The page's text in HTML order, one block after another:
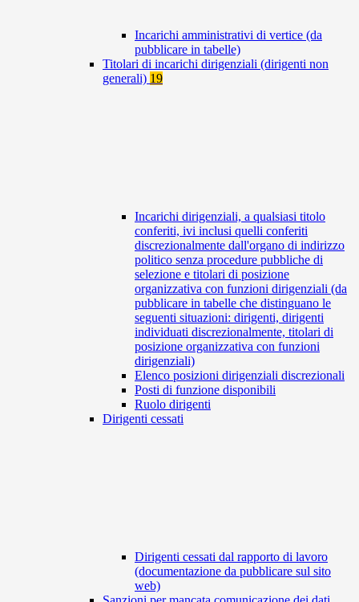
Incarichi amministrativi di vertice (da
pubblicare in tabelle)
Titolari di incarichi dirigenziali (dirigenti non
generali) 19
Incarichi dirigenziali, a qualsiasi titolo
conferiti, ivi inclusi quelli conferiti
discrezionalmente dall'organo di indirizzo
politico senza procedure pubbliche di
selezione e titolari di posizione
organizzativa con funzioni dirigenziali (da
pubblicare in tabelle che distinguano le
seguenti situazioni: dirigenti, dirigenti
individuati discrezionalmente, titolari di
posizione organizzativa con funzioni
dirigenziali)
Elenco posizioni dirigenziali discrezionali
Posti di funzione disponibili
Ruolo dirigenti
Dirigenti cessati
Dirigenti cessati dal rapporto di lavoro
(documentazione da pubblicare sul sito
web)